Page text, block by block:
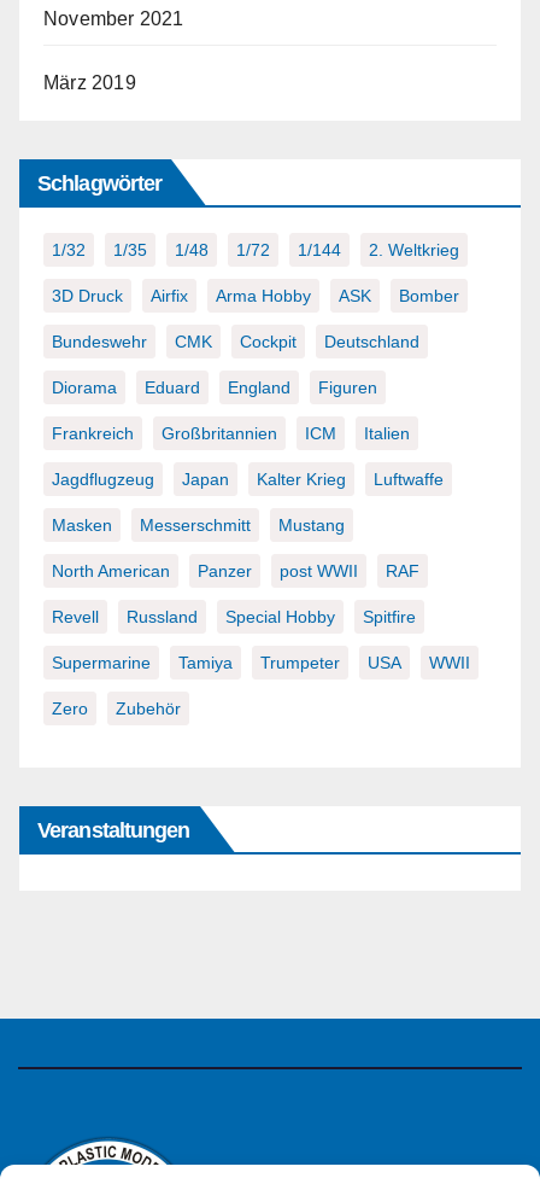
November 2021
März 2019
Schlagwörter
1/32 1/35 1/48 1/72 1/144 2. Weltkrieg
3D Druck Airfix Arma Hobby ASK Bomber
Bundeswehr CMK Cockpit Deutschland
Diorama Eduard England Figuren
Frankreich Großbritannien ICM Italien
Jagdflugzeug Japan Kalter Krieg Luftwaffe
Masken Messerschmitt Mustang
North American Panzer post WWII RAF
Revell Russland Special Hobby Spitfire
Supermarine Tamiya Trumpeter USA WWII
Zero Zubehör
Veranstaltungen